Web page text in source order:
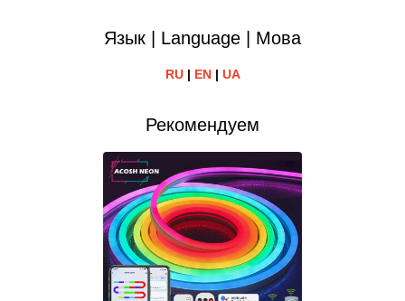
Язык | Language | Мова
RU| EN| UA
Рекомендуем